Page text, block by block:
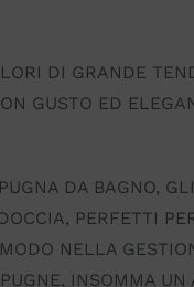
DI GRANDE
GUSTO ED
DA BAGNO,
PERFETTI
NELLA
INSOMMA